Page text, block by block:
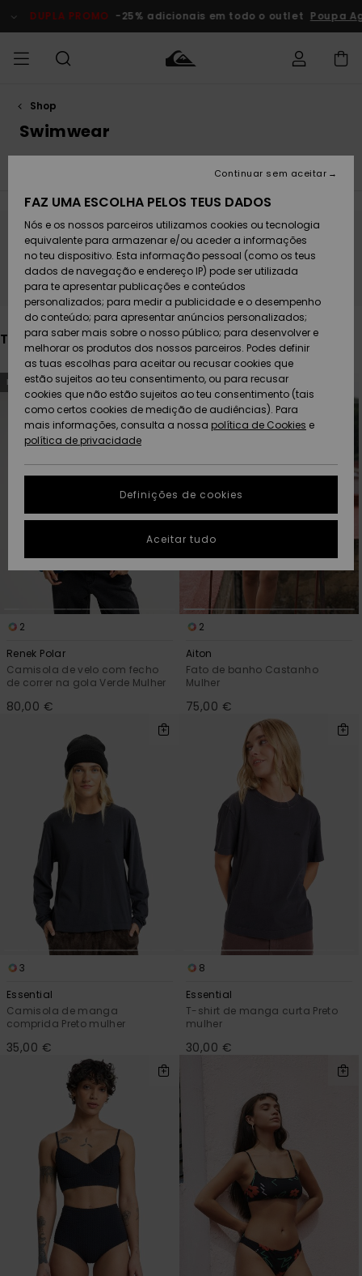
da
produtos
PROMO -25% adicionais em todo o outlet Poupa Agora
HOMEM
Calçado e
chinelos
Surfe/água
Snow
Artigos
recém-
chegados
Coleções
MENINO
Calçado e
chinelos
Surfe/água
Neve
Artigos
recém-
chegados
Highlights
MULHER
chegados
Highlights
Snow
SURF
Crianças
Highlights
Community
SNOW
Artigos
Criança
Snow Shop
Feminino
Highlights
Community
DUPLA
PROMO
Criança
Outlet
Mulher
AJUDA
Devoluções
Pagamento
Cartão
presente
Quiksilver
Freedom
Protecção de
dados
Guia de
tamanhos
conversa para
obteres a
resposta mais
pergunta.
Iniciar uma
Encontra
respostas
mais
SUSTAINABILITY
PRESENTE
LISTA DE
DESEJO
Shop
Swimwear
Swim Calças
Fica atento/a, os produtos voltam em
breve
Também poderás gostar
Avançar
para
procurar
critérios
filtragem
Avançar
para
ordenar
NOVO!
2
Renek Polar
Camisola de velo com fecho
de correr na gola Verde Mulher
80,00 €
2
Aiton
Fato de banho Castanho
Mulher
75,00 €
3
Essential
Camisola de manga
comprida Preto mulher
35,00 €
8
Essential
T-shirt de manga curta Preto
mulher
30,00 €
FAZ UMA ESCOLHA PELOS TEUS DADOS
Nós e os nossos parceiros utilizamos cookies ou tecnologia
equivalente para armazenar e/ou aceder a informações
no teu dispositivo. Esta informação pessoal (como os teus
dados de navegação e endereço IP) pode ser utilizada
para te apresentar publicações e conteúdos
personalizados; para medir a publicidade e o desempenho
do conteúdo; para apresentar anúncios personalizados;
para saber mais sobre o nosso público; para desenvolver e
melhorar os produtos dos nossos parceiros. Podes definir
as tuas escolhas para aceitar ou recusar cookies que
estão sujeitos ao teu consentimento, ou para recusar
cookies que não estão sujeitos ao teu consentimento (tais
como certos cookies de medição de audiências). Para
mais informações, consulta a nossa política de Cookies e
política de privacidade
Definições de cookies
Continuar sem aceitar
Aceitar tudo